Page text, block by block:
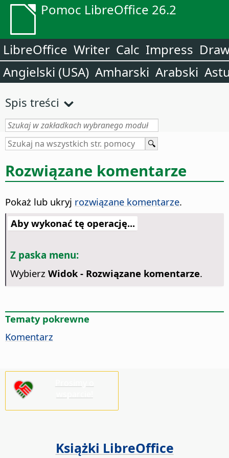
Pomoc LibreOffice 26.2
LibreOffice Writer Calc Impress
Angielski (USA) Amharski Arabski
Spis treści
Rozwiązane komentarze
Pokaż lub ukryj rozwiązane komentarze.
Aby wykonać tę operację...
Z paska menu:
Wybierz Widok - Rozwiązane komentarze.
Tematy pokrewne
Komentarz
Książki LibreOffice